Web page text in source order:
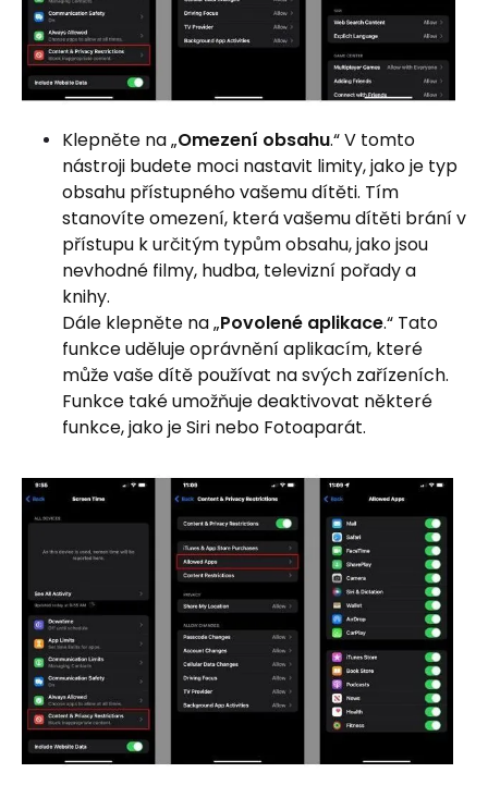
Klepněte na „Omezení obsahu.“ V tomto
nástroji budete moci nastavit limity, jako je typ
obsahu přístupného vašemu dítěti. Tím
stanovíte omezení, která vašemu dítěti brání v
přístupu k určitým typům obsahu, jako jsou
nevhodné filmy, hudba, televizní pořady a
knihy.
Dále klepněte na „Povolené aplikace.“ Tato
funkce uděluje oprávnění aplikacím, které
může vaše dítě používat na svých zařízeních.
Funkce také umožňuje deaktivovat některé
funkce, jako je Siri nebo Fotoaparát.